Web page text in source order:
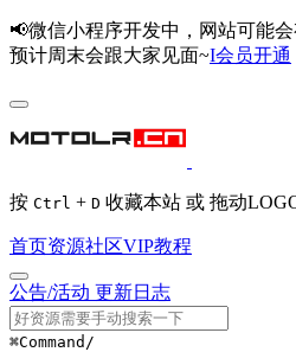
📢微信小程序开发中，网站可能
预计周末会跟大家见面~I会员开通
按 Ctrl + D 收藏本站 或 拖动
首页资源社区VIP教程
公告/活动 更新日志
⌘Command /